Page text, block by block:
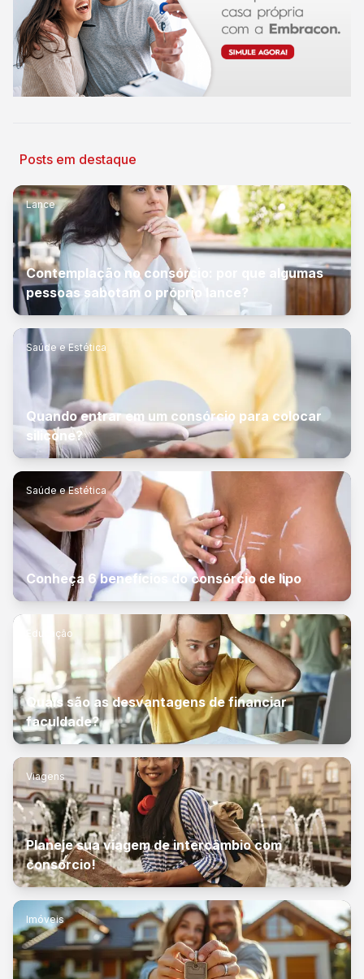
Posts em destaque
Lance
Contemplação no consórcio: por que algumas
pessoas sabotam o próprio lance?
Saúde e Estética
Quando entrar em um consórcio para colocar
silicone?
Saúde e Estética
Conheça 6 benefícios do consórcio de lipo
Educação
Quais são as desvantagens de financiar
faculdade?
Viagens
Planeje sua viagem de intercâmbio com
consórcio!
Imóveis